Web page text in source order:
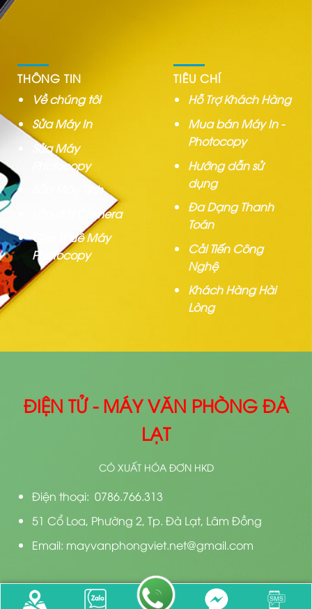
THÔNG TIN
Về chúng tôi
Sửa Máy In
Sửa Máy
Photocopy
Sửa Máy Tính
Lắp đặt Camera
Cho Thuê Máy
Photocopy
TIÊU CHÍ
Hỗ Trợ Khách Hàng
Mua bán Máy In -
Photocopy
Hướng dẫn sử
dụng
Đa Dạng Thanh
Toán
Cải Tiến Công
Nghệ
Khách Hàng Hài
Lòng
ĐIỆN TỬ - MÁY VĂN PHÒNG ĐÀ
LẠT
CÓ XUẤT HÓA ĐƠN HKD
Điện thoại: 0786.766.313
51 Cổ Loa, Phường 2, Tp. Đà Lạt, Lâm Đồng
Email: mayvanphongviet.net@gmail.com
Bản quyền 2026 © Thiết kế bởi Điện Tử Đà Lạt